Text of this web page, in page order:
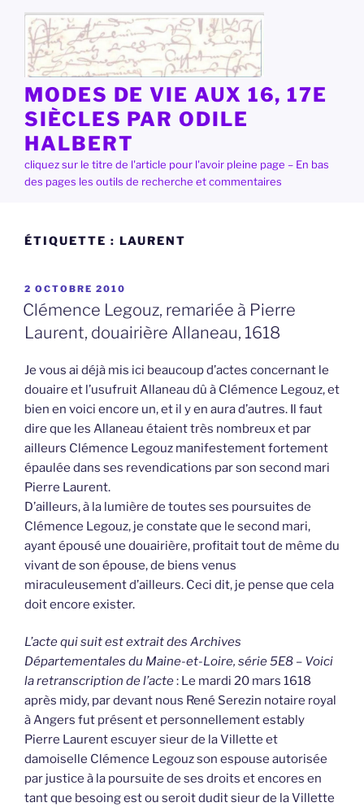
contenu
principal
MODES DE VIE AUX 16, 17E
SIÈCLES PAR ODILE
HALBERT
cliquez sur le titre de l'article pour l'avoir pleine page – En bas
des pages les outils de recherche et commentaires
ÉTIQUETTE : LAURENT
PUBLIÉ
LE
2 OCTOBRE 2010
Clémence Legouz, remariée à Pierre
Laurent, douairière Allaneau, 1618
Je vous ai déjà mis ici beaucoup d’actes concernant le
douaire et l’usufruit Allaneau dû à Clémence Legouz, et
bien en voici encore un, et il y en aura d’autres. Il faut
dire que les Allaneau étaient très nombreux et par
ailleurs Clémence Legouz manifestement fortement
épaulée dans ses revendications par son second mari
Pierre Laurent.
D’ailleurs, à la lumière de toutes ses poursuites de
Clémence Legouz, je constate que le second mari,
ayant épousé une douairière, profitait tout de même du
vivant de son épouse, de biens venus
miraculeusement d’ailleurs. Ceci dit, je pense que cela
doit encore exister.
L’acte qui suit est extrait des Archives
Départementales du Maine-et-Loire, série 5E8 – Voici
la retranscription de l’acte: Le mardi 20 mars 1618
après midy, par devant nous René Serezin notaire royal
à Angers fut présent et personnellement estably
Pierre Laurent escuyer sieur de la Villette et
damoiselle Clémence Legouz son espouse autorisée
par justice à la poursuite de ses droits et encores en
tant que besoing est ou seroit dudit sieur de la Villette